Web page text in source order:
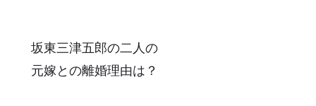
坂東三津五郎の二人の
元嫁との離婚理由は？